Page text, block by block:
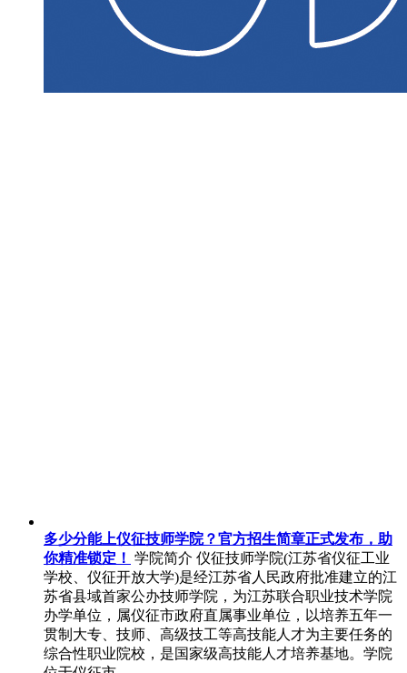
多少分能上仪征技师学院？官方招生简章正式发布，助
你精准锁定！ 学院简介 仪征技师学院(江苏省仪征工业
学校、仪征开放大学)是经江苏省人民政府批准建立的江
苏省县域首家公办技师学院，为江苏联合职业技术学院
办学单位，属仪征市政府直属事业单位，以培养五年一
贯制大专、技师、高级技工等高技能人才为主要任务的
综合性职业院校，是国家级高技能人才培养基地。学院